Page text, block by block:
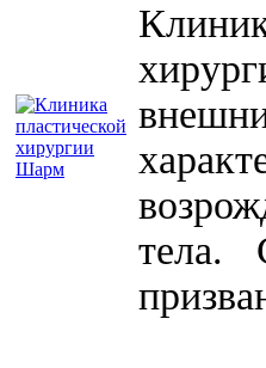
тела.